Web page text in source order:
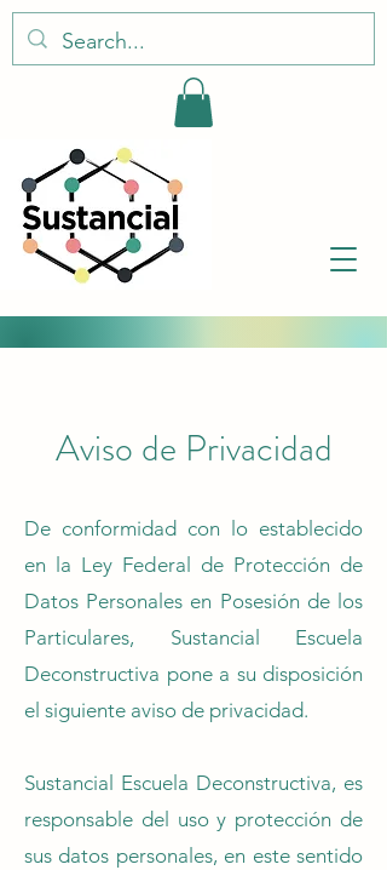
Aviso de Privacidad
De conformidad con lo establecido
en la Ley Federal de Protección de
Datos Personales en Posesión de los
Particulares, Sustancial Escuela
Deconstructiva pone a su disposición
el siguiente aviso de privacidad.
Sustancial Escuela Deconstructiva, es
responsable del uso y protección de
sus datos personales, en este sentido